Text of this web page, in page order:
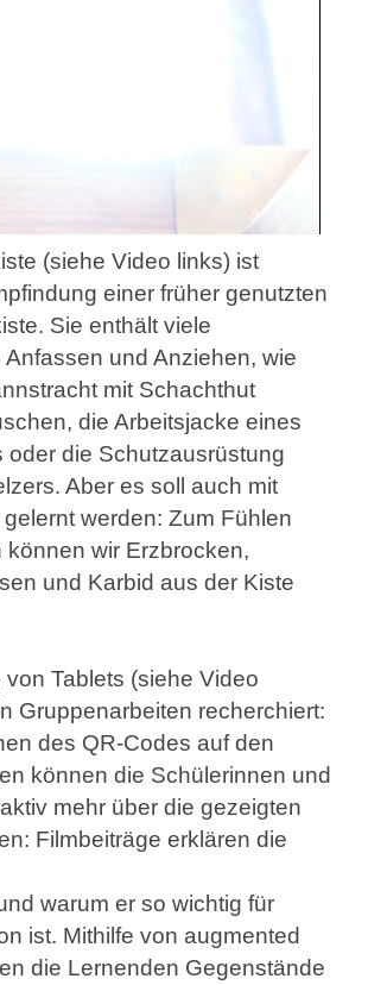
(siehe Video links) ist
einer früher genutzten
Sie enthält viele
Anfassen und Anziehen, wie
mit Schachthut
die Arbeitsjacke eines
oder die Schutzausrüstung
Aber es soll auch mit
werden: Zum Fühlen
können wir Erzbrocken,
und Karbid aus der Kiste
von Tablets (siehe Video
Gruppenarbeiten recherchiert:
des QR-Codes auf den
können die Schülerinnen und
mehr über die gezeigten
Filmbeiträge erklären die
warum er so wichtig für
ist. Mithilfe von augmented
die Lernenden Gegenstände